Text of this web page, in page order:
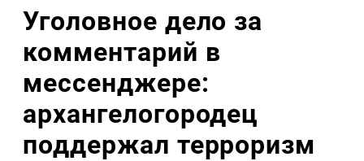
Уголовное дело за
комментарий в
мессенджере:
архангелогородец
поддержал терроризм